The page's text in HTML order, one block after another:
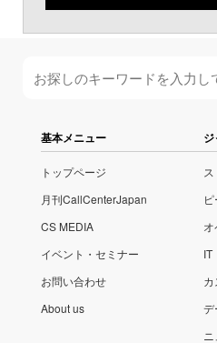
基本メニュー
トップページ
月刊CallCenterJapan
CS MEDIA
イベント・セミナー
お問い合わせ
About us
IT
デ